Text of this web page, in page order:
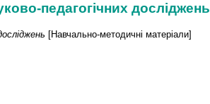
педагогічних досліджень
[Навчально-методичні матеріали]